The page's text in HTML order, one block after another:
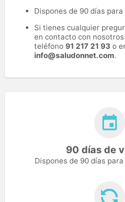
Dispones de 90 días
Si tienes cualquier
en contacto con
teléfono 91 217 21 93 o
info@saludonnet.com.
90 días de
Dispones de 90 días